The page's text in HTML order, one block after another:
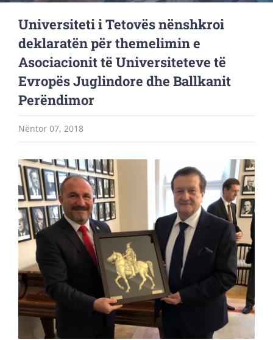
Universiteti i Tetovës nënshkroi
deklaratën për themelimin e
Asociacionit të Universiteteve të
Evropës Juglindore dhe Ballkanit
Perëndimor
Nëntor 07, 2018
View
Larger
Image